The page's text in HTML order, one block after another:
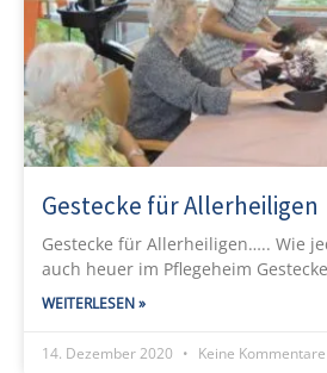
Gestecke für Allerheiligen
Gestecke für Allerheiligen….. Wie
auch heuer im Pflegeheim Gestecke
WEITERLESEN »
14. Dezember 2020 Keine Kommentare